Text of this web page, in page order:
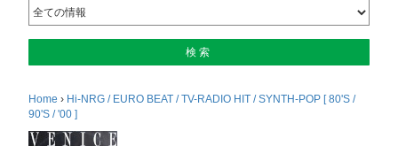
Home › Hi-NRG / EURO BEAT / TV-RADIO HIT / SYNTH-POP [ 80'S /
90'S / '00 ]